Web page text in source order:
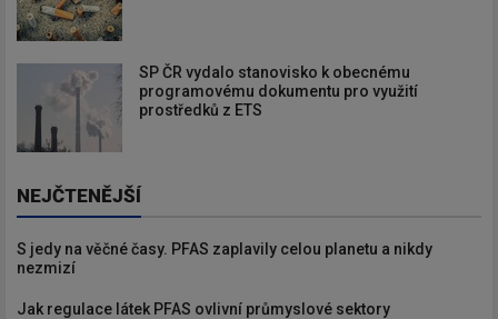
SP ČR vydalo stanovisko k obecnému
programovému dokumentu pro využití
prostředků z ETS
NEJČTENĚJŠÍ
S jedy na věčné časy. PFAS zaplavily celou planetu a nikdy
nezmizí
Jak regulace látek PFAS ovlivní průmyslové sektory